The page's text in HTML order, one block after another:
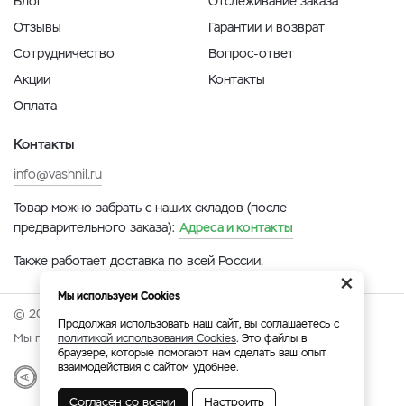
Отзывы
Сотрудничество
Акции
Оплата
Гарантии и возврат
Вопрос-ответ
Контакты
Контакты
info@vashnil.ru
Товар можно забрать с наших складов (после
предварительного заказа): Адреса и контакты
Также работает доставка по всей России.
© 2026 Онлайн-ярмарка ВАСХНиЛ.
Мы принимаем:
Разработка Веб-аналитика
×
Мы используем Cookies
Продолжая использовать наш сайт, вы соглашаетесь с
политикой использования Cookies. Это файлы в
браузере, которые помогают нам сделать ваш опыт
взаимодействия с сайтом удобнее.
Согласен со всеми Настроить